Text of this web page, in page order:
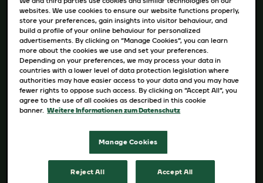
TEIG
1 TL Trockenhefe
30 g Zucker
130 ml pflanzliche Milchalternative
40 ml Sonnenblumenöl
300 g Weizenmehl
ZUTATEN KAFFEE-ZIMT-NUSS-FÜLLUNG
75 ml JACOBS Krönung
150 g gemahlene Nüsse nach Wahl
90 g vegane Butter / Margarine
100 g Zucker
1 Packung Vanillezucker
websites. We use cookies to ensure our website functions properly,
store your preferences, gain insights into visitor behaviour, and
build a profile of your online behaviour for personalized
advertisements. By clicking on “Manage Cookies”, you can learn
more about the cookies we use and set your preferences.
Depending on your preferences, we may process your data in
countries with a lower level of data protection legislation where
authorities may have easier access to your data and you may have
fewer rights to oppose such access. By clicking on “Accept All”, you
agree to the use of all cookies as described in this cookie
banner. Weitere Informationen zum Datenschutz
Manage Cookies
Reject All Accept All